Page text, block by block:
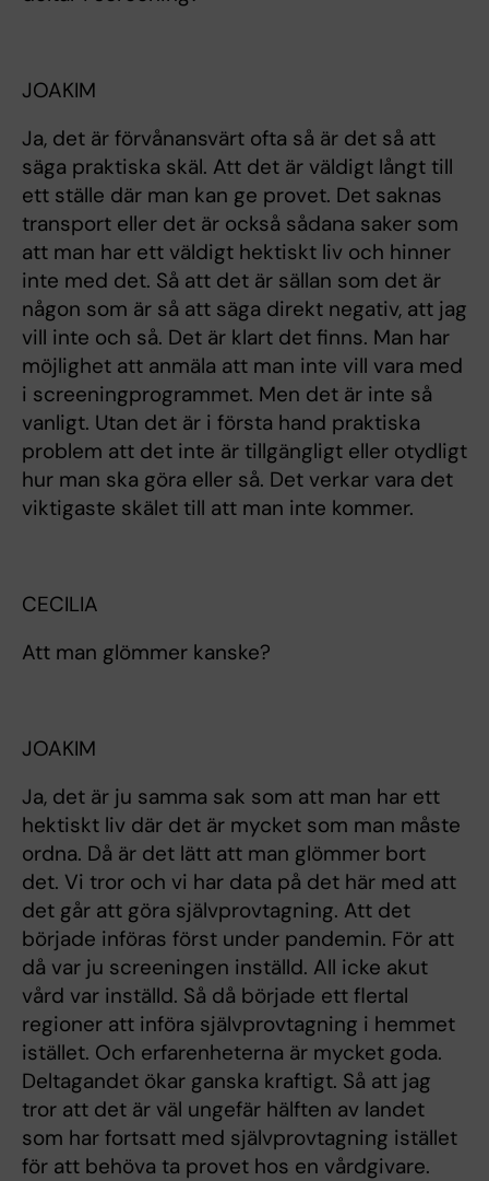
JOAKIM
Ja, det är förvånansvärt ofta så är det så att
säga praktiska skäl. Att det är väldigt långt till
ett ställe där man kan ge provet. Det saknas
transport eller det är också sådana saker som
att man har ett väldigt hektiskt liv och hinner
inte med det. Så att det är sällan som det är
någon som är så att säga direkt negativ, att jag
vill inte och så. Det är klart det finns. Man har
möjlighet att anmäla att man inte vill vara med
i screeningprogrammet. Men det är inte så
vanligt. Utan det är i första hand praktiska
problem att det inte är tillgängligt eller otydligt
hur man ska göra eller så. Det verkar vara det
viktigaste skälet till att man inte kommer.
CECILIA
Att man glömmer kanske?
JOAKIM
Ja, det är ju samma sak som att man har ett
hektiskt liv där det är mycket som man måste
ordna. Då är det lätt att man glömmer bort
det. Vi tror och vi har data på det här med att
det går att göra självprovtagning. Att det
började införas först under pandemin. För att
då var ju screeningen inställd. All icke akut
vård var inställd. Så då började ett flertal
regioner att införa självprovtagning i hemmet
istället. Och erfarenheterna är mycket goda.
Deltagandet ökar ganska kraftigt. Så att jag
tror att det är väl ungefär hälften av landet
som har fortsatt med självprovtagning istället
för att behöva ta provet hos en vårdgivare.